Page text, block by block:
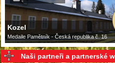
Kozel
Medaile Pamětník - Česká republika č. 16
Naši partneři a partnerské